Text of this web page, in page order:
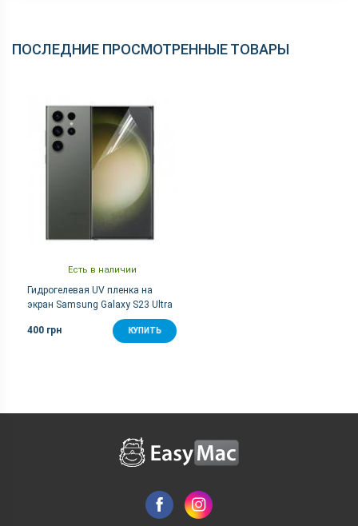
ПОСЛЕДНИЕ ПРОСМОТРЕННЫЕ ТОВАРЫ
Есть в наличии
Гидрогелевая UV пленка на
экран Samsung Galaxy S23 Ultra
400 грн КУПИТЬ